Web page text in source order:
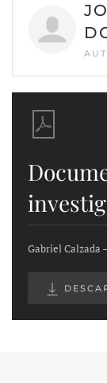
Gabriel Calzada